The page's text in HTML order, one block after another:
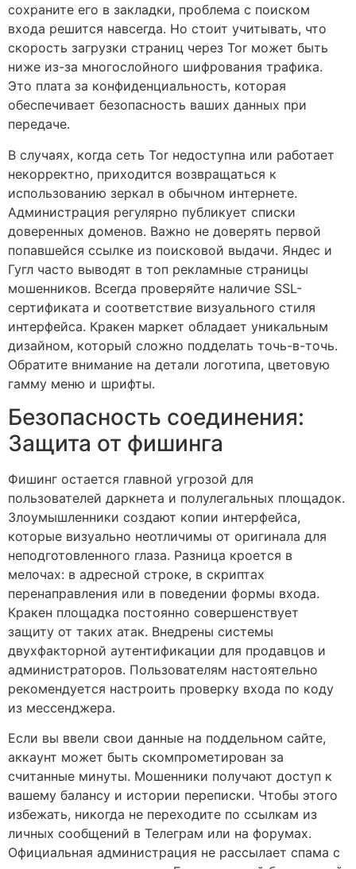
сохраните его в закладки, проблема с поиском
входа решится навсегда. Но стоит учитывать, что
скорость загрузки страниц через Tor может быть
ниже из-за многослойного шифрования трафика.
Это плата за конфиденциальность, которая
обеспечивает безопасность ваших данных при
передаче.
В случаях, когда сеть Tor недоступна или работает
некорректно, приходится возвращаться к
использованию зеркал в обычном интернете.
Администрация регулярно публикует списки
доверенных доменов. Важно не доверять первой
попавшейся ссылке из поисковой выдачи. Яндес и
Гугл часто выводят в топ рекламные страницы
мошенников. Всегда проверяйте наличие SSL-
сертификата и соответствие визуального стиля
интерфейса. Кракен маркет обладает уникальным
дизайном, который сложно подделать точь-в-точь.
Обратите внимание на детали логотипа, цветовую
гамму меню и шрифты.
Безопасность соединения:
Защита от фишинга
Фишинг остается главной угрозой для
пользователей даркнета и полулегальных площадок.
Злоумышленники создают копии интерфейса,
которые визуально неотличимы от оригинала для
неподготовленного глаза. Разница кроется в
мелочах: в адресной строке, в скриптах
перенаправления или в поведении формы входа.
Кракен площадка постоянно совершенствует
защиту от таких атак. Внедрены системы
двухфакторной аутентификации для продавцов и
администраторов. Пользователям настоятельно
рекомендуется настроить проверку входа по коду
из мессенджера.
Если вы ввели свои данные на поддельном сайте,
аккаунт может быть скомпрометирован за
считанные минуты. Мошенники получают доступ к
вашему балансу и истории переписки. Чтобы этого
избежать, никогда не переходите по ссылкам из
личных сообщений в Телеграм или на форумах.
Официальная администрация не рассылает спама с